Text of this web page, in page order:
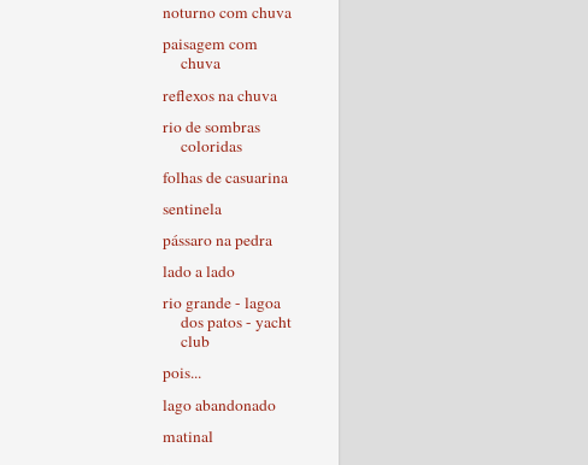
noturno com chuva
paisagem com
chuva
reflexos na chuva
rio de sombras
coloridas
folhas de casuarina
sentinela
pássaro na pedra
lado a lado
rio grande - lagoa
dos patos - yacht
club
pois...
lago abandonado
matinal